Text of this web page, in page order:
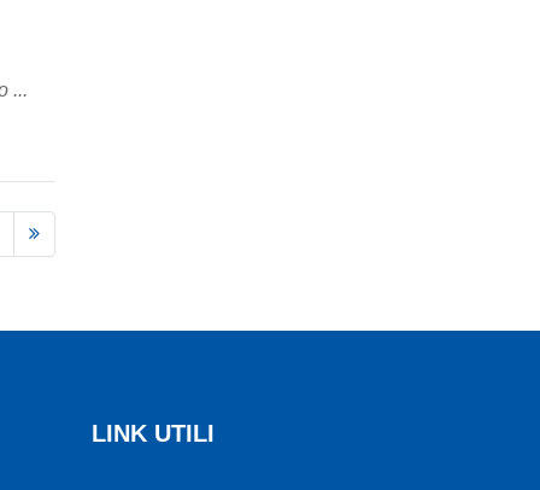
...
LINK UTILI